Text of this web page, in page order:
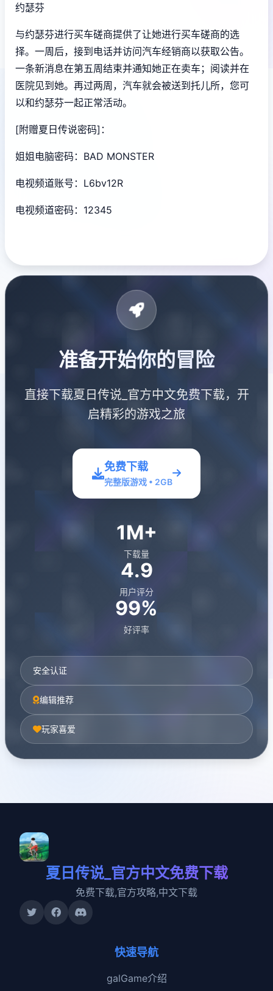
约瑟芬
与约瑟芬进行买车磋商提供了让她进行买车磋商的选
择。一周后，接到电话并访问汽车经销商以获取公告。
一条新消息在第五周结束并通知她正在卖车；阅读并在
医院见到她。再过两周，汽车就会被送到托儿所，您可
以和约瑟芬一起正常活动。
[附赠夏日传说密码]：
姐姐电脑密码：BAD MONSTER
电视频道账号：L6bv12R
电视频道密码：12345
准备开始你的冒险
直接下载夏日传说_官方中文免费下载，开
启精彩的游戏之旅
免费下载
完整版游戏 • 2GB
1M+
下载量
4.9
用户评分
99%
好评率
安全认证
编辑推荐
玩家喜爱
夏日传说_官方中文免费下载
免费下载,官方攻略,中文下载
快速导航
galGame介绍